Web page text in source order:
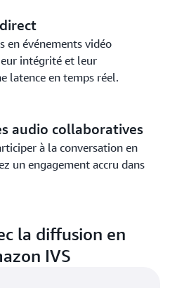
en événements vidéo
intégrité et leur
latence en temps réel.
audio collaboratives
à la conversation en
un engagement accru dans
la diffusion en
IVS